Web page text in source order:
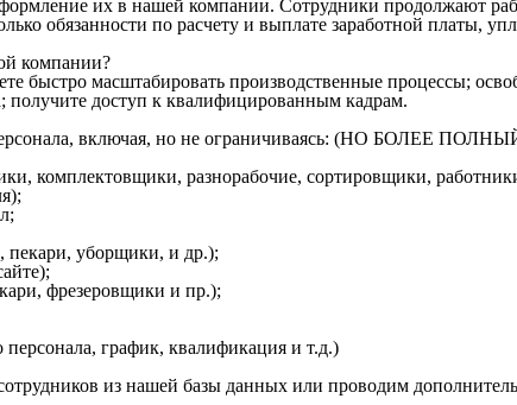
их в нашей компании. Сотрудники продолжают
обязанности по расчету и выплате заработной платы,
компании?
быстро масштабировать производственные процессы;
получите доступ к квалифицированным кадрам.
персонала, включая, но не ограничиваясь: (НО
комплектовщики, разнорабочие, сортировщики,
пекари, уборщики, и др.);
фрезеровщики и пр.);
график, квалификация и т.д.)
из нашей базы данных или проводим